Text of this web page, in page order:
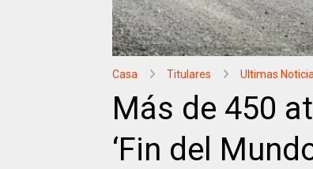
Casa Titulares Ultimas
Más de 450
‘Fin del